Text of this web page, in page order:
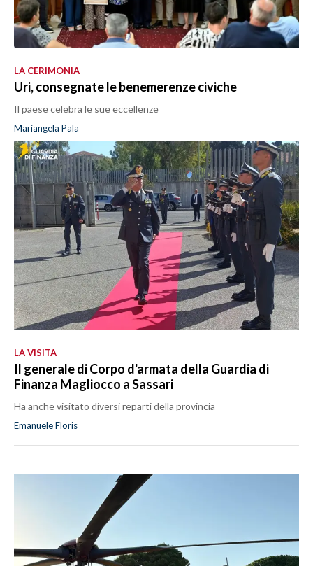
LA CERIMONIA
Uri, consegnate le benemerenze civiche
Il paese celebra le sue eccellenze
Mariangela Pala
LA VISITA
Il generale di Corpo d'armata della Guardia di
Finanza Magliocco a Sassari
Ha anche visitato diversi reparti della provincia
Emanuele Floris